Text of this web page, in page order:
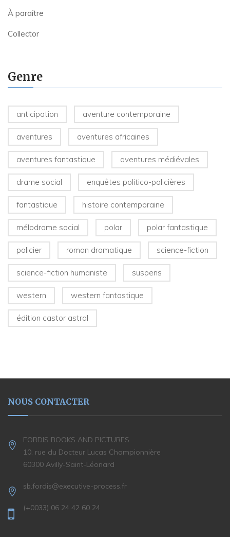
À paraître
Collector
Genre
anticipation aventure contemporaine
aventures aventures africaines
aventures fantastique aventures médiévales
drame social enquêtes politico-policières
fantastique histoire contemporaine
mélodrame social polar polar fantastique
policier roman dramatique science-fiction
science-fiction humaniste suspens
western western fantastique
édition castor astral
NOUS CONTACTER
FORDIS BOOKS AND PICTURES
10, rue du Docteur Lucas Championnière
60300 Avilly-Saint-Léonard
sb.fordis@executive-process.fr
(+0033) 06 24 42 60 24